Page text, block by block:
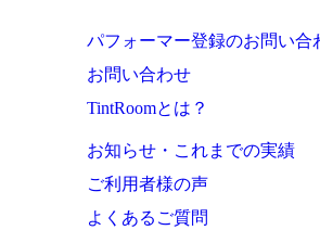
パフォーマー登録のお問い合
お問い合わせ
TintRoomとは？
お知らせ・これまでの実績
ご利用者様の声
よくあるご質問